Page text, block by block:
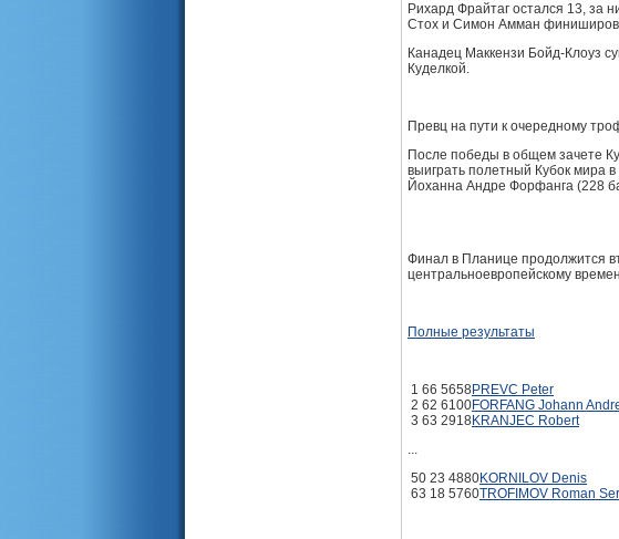
Рихард Фрайтаг остался 13, за
Стох и Симон Амман
Канадец Маккензи Бойд-Клоуз
Куделкой.
Превц на пути к очередному
После победы в общем зачете
выиграть полетный Кубок мира
Йоханна Андре Форфанга (228
Финал в Планице продолжится
центральноевропейскому
Полные результаты
1 66 5658PREVC Peter
2 62 6100FORFANG Johann
3 63 2918KRANJEC Robert
...
50 23 4880KORNILOV Denis
63 18 5760TROFIMOV Roman